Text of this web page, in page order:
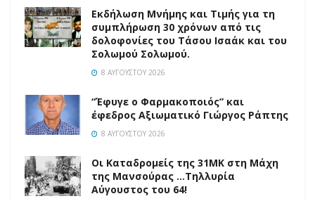
Εκδήλωση Μνήμης και Τιμής για τη
συμπλήρωση 30 χρόνων από τις
δολοφονίες του Τάσου Ισαάκ και του
Σολωμού Σολωμού.
8 ΑΥΓΟΎΣΤΟΥ 2026
“Έφυγε ο Φαρμακοποιός” και
έφεδρος Αξιωματικό Γιώργος Ράπτης
8 ΑΥΓΟΎΣΤΟΥ 2026
Οι Καταδρομείς της 31ΜΚ στη Mάχη
της Μανσούρας …Τηλλυρία
Αύγουστος του 64!